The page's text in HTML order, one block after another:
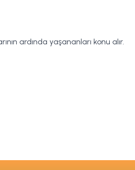
ardında yaşananları konu alır.